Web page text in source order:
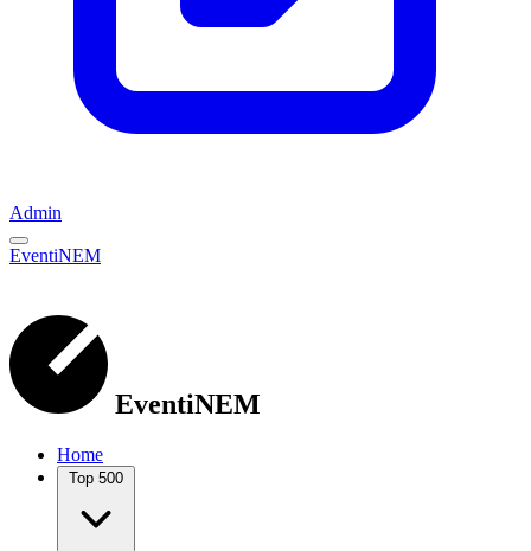
Admin
EventiNEM
EventiNEM
Home
Top 500